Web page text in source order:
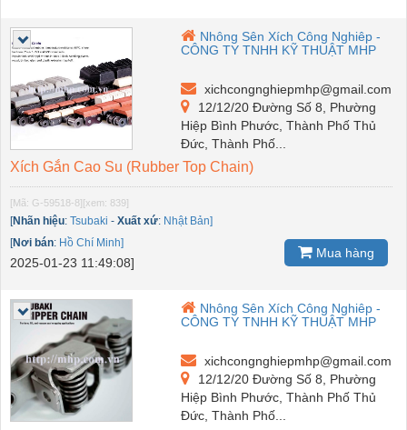
Nhông Sên Xích Công Nghiêp -
CÔNG TY TNHH KỸ THUẬT MHP
xichcongnghiepmhp@gmail.com
12/12/20 Đường Số 8, Phường
Hiệp Bình Phước, Thành Phố Thủ
Đức, Thành Phố...
Xích Gắn Cao Su (Rubber Top Chain)
[Mã: G-59518-8] [xem: 839]
[Nhãn hiệu: Tsubaki - Xuất xứ: Nhật Bản]
[Nơi bán: Hồ Chí Minh]
2025-01-23 11:49:08]
Mua hàng
Nhông Sên Xích Công Nghiêp -
CÔNG TY TNHH KỸ THUẬT MHP
xichcongnghiepmhp@gmail.com
12/12/20 Đường Số 8, Phường
Hiệp Bình Phước, Thành Phố Thủ
Đức, Thành Phố...